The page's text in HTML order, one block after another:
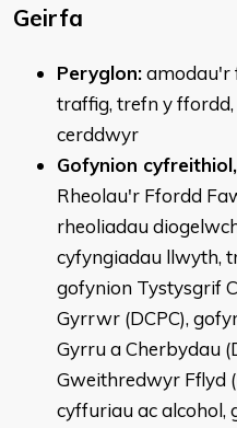
Geirfa
Peryglon:amodau'r
traffig, trefn y
cerddwyr
Gofynion
Rheolau'r Ffordd
rheoliadau
cyfyngiadau llwyth,
gofynion Tystysgrif
Gyrrwr (DCPC),
Gyrru a Cherbydau
Gweithredwyr Fflyd
cyffuriau ac alcohol,